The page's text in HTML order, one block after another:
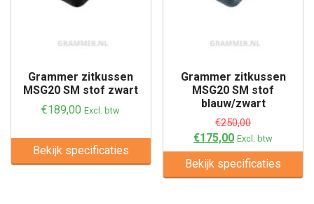
Grammer zitkussen
MSG20 SM stof zwart
€189,00 Excl. btw
Bekijk specificaties
Grammer zitkussen
MSG20 SM stof
blauw/zwart
€250,00
€175,00 Excl. btw
Bekijk specificaties